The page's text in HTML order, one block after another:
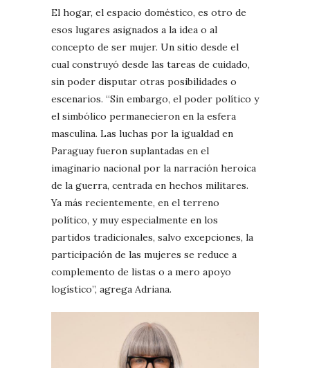
El hogar, el espacio doméstico, es otro de
esos lugares asignados a la idea o al
concepto de ser mujer. Un sitio desde el
cual construyó desde las tareas de cuidado,
sin poder disputar otras posibilidades o
escenarios. “Sin embargo, el poder político y
el simbólico permanecieron en la esfera
masculina. Las luchas por la igualdad en
Paraguay fueron suplantadas en el
imaginario nacional por la narración heroica
de la guerra, centrada en hechos militares.
Ya más recientemente, en el terreno
político, y muy especialmente en los
partidos tradicionales, salvo excepciones, la
participación de las mujeres se reduce a
complemento de listas o a mero apoyo
logístico”, agrega Adriana.